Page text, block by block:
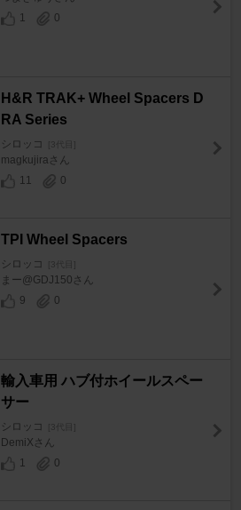
1
0
H&R TRAK+ Wheel Spacers D
RA Series
シロッコ
magkujiraさん
11
0
TPI Wheel Spacers
シロッコ
まー@GDJ150さん
9
0
輸入車用 ハブ付ホイールスペー
サー
シロッコ
DemiXさん
1
0